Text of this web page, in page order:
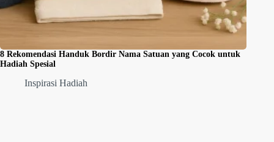
8 Rekomendasi Handuk Bordir Nama Satuan yang Cocok untuk
Hadiah Spesial
Inspirasi Hadiah